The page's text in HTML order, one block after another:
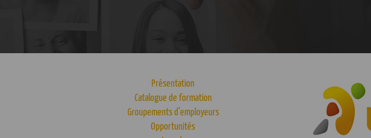
Présentation
Catalogue de formation
Groupements d’employeurs
Opportunités